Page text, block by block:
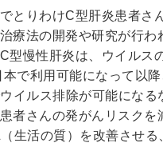
とりわけC型肝炎患者さ
療法の開発や研究が行
型慢性肝炎は、ウイルス
で利用可能になって以
イルス排除が可能にな
者さんの発がんリスク
生活の質）を改善させ